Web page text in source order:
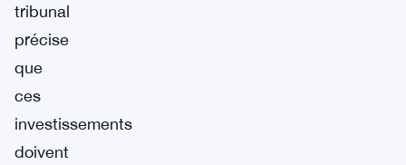
tribunal
précise
que
ces
investissements
doivent